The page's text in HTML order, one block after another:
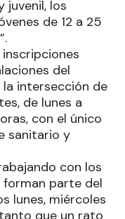
juvenil, los
de 12 a 25
del
la intersección de
de lunes a
con el único
sanitario y
con los
forman parte del
lunes, miércoles
que un rato